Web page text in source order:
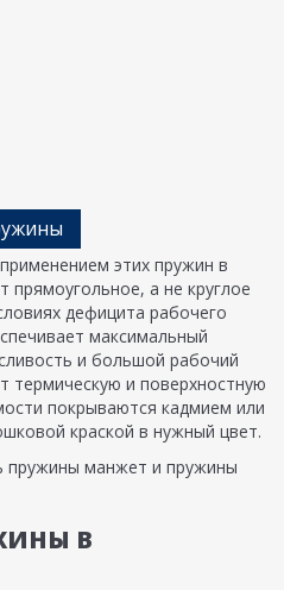
этих пружин в
прямоугольное, а не круглое
дефицита рабочего
максимальный
и большой рабочий
термическую и поверхностную
покрываются кадмием или
краской в нужный цвет.
пружины манжет и пружины
В